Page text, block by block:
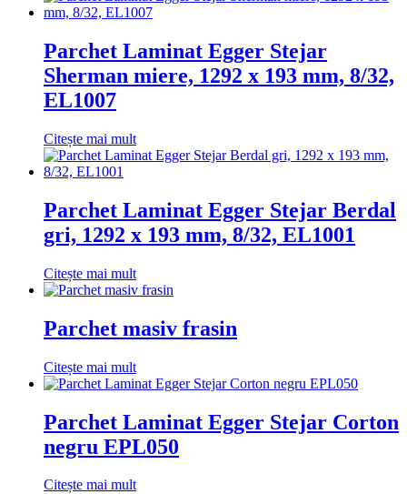
Parchet Laminat Egger Stejar
Sherman miere, 1292 x 193 mm, 8/32,
EL1007
Citește mai mult
Parchet Laminat Egger Stejar Berdal
gri, 1292 x 193 mm, 8/32, EL1001
Citește mai mult
Parchet masiv frasin
Citește mai mult
Parchet Laminat Egger Stejar Corton
negru EPL050
Citește mai mult